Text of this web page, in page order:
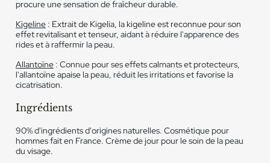
procure une sensation de fraîcheur durable.
Kigeline : Extrait de Kigelia, la kigeline est reconnue pour son
effet revitalisant et tenseur, aidant à réduire l'apparence des
rides et à raffermir la peau.
Allantoïne : Connue pour ses effets calmants et protecteurs,
l'allantoïne apaise la peau, réduit les irritations et favorise la
cicatrisation.
Ingrédients
90% d'ingrédients d'origines naturelles. Cosmétique pour
hommes fait en France. Crème de jour pour le soin de la peau
du visage.